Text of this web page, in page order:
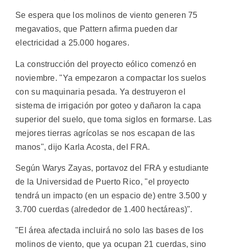
Se espera que los molinos de viento generen 75
megavatios, que Pattern afirma pueden dar
electricidad a 25.000 hogares.
La construcción del proyecto eólico comenzó en
noviembre. "Ya empezaron a compactar los suelos
con su maquinaria pesada. Ya destruyeron el
sistema de irrigación por goteo y dañaron la capa
superior del suelo, que toma siglos en formarse. Las
mejores tierras agrícolas se nos escapan de las
manos", dijo Karla Acosta, del FRA.
Según Warys Zayas, portavoz del FRA y estudiante
de la Universidad de Puerto Rico, "el proyecto
tendrá un impacto (en un espacio de) entre 3.500 y
3.700 cuerdas (alrededor de 1.400 hectáreas)".
"El área afectada incluirá no solo las bases de los
molinos de viento, que ya ocupan 21 cuerdas, sino